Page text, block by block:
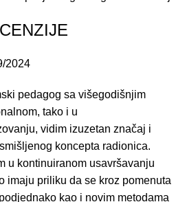
2024
pedagog sa višegodišnjim
tako i u
vidim izuzetan značaj i
koncepta radionica.
u kontinuiranom usavršavanju
imaju priliku da se kroz pomenuta
kao i novim metodama